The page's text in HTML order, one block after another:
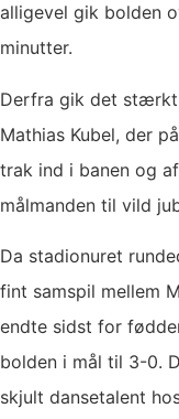
alligevel gik bolden
minutter.
Derfra gik det
Mathias Kubel, der
trak ind i banen og
målmanden til vild
Da stadionuret
fint samspil mellem
endte sidst for
bolden i mål til 3-0.
skjult dansetalent